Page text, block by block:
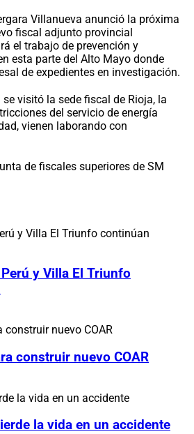
Villanueva anunció la próxima
fiscal adjunto provincial
el trabajo de prevención y
esta parte del Alto Mayo donde
de expedientes en investigación.
visitó la sede fiscal de Rioja, la
del servicio de energía
vienen laborando con
de fiscales superiores de SM
y Villa El Triunfo
construir nuevo COAR
la vida en un accidente